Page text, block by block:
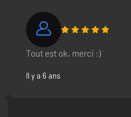
Tout est ok, merci :)
Il y a 6 ans